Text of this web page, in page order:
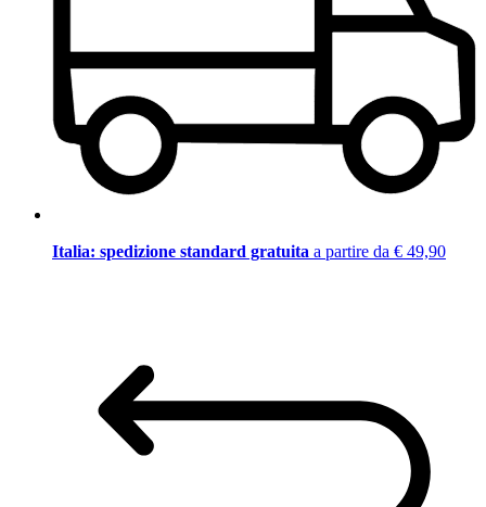
Italia: spedizione standard gratuita a partire da € 49,90